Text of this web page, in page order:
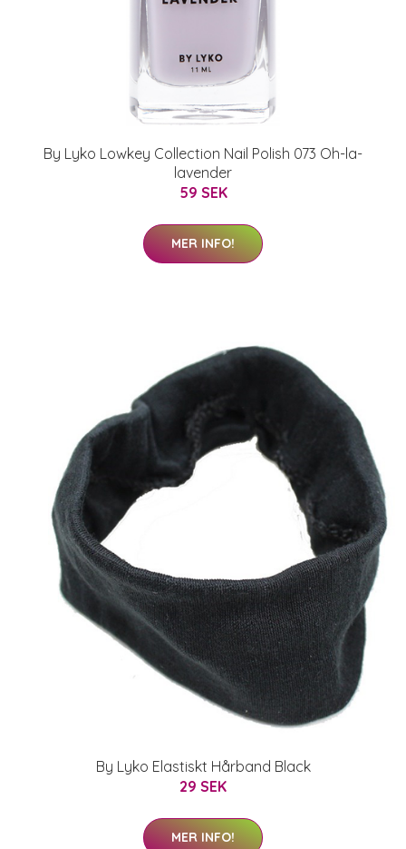
By Lyko Lowkey Collection Nail Polish 073 Oh-la-
lavender
59 SEK
MER INFO!
By Lyko Elastiskt Hårband Black
29 SEK
MER INFO!